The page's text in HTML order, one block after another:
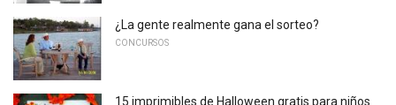
¿La gente realmente gana el sorteo?
CONCURSOS
15 imprimibles de Halloween gratis para niños